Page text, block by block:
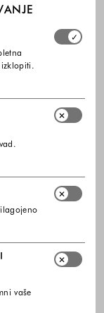
32,00 €
Barve na voljo
Obvezni
vaše